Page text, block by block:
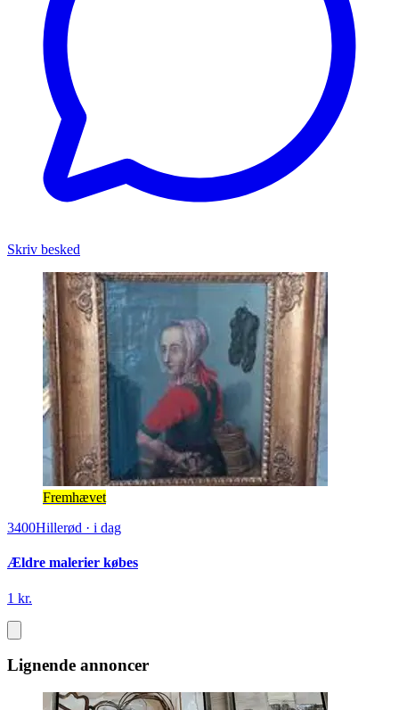
Skriv besked
Fremhævet
3400Hillerød · i dag
Ældre malerier købes
1 kr.
Lignende annoncer